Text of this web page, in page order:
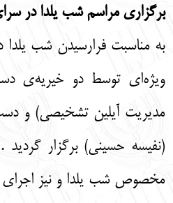
برگزاری مراسم شب یلدا در
ویژه‌ای توسط دو خیریه‌ی
مدیریت آیلین تشخیصی) و
(نفیسه حسینی) برگزار
مخصوص شب یلدا و نیز اجرای